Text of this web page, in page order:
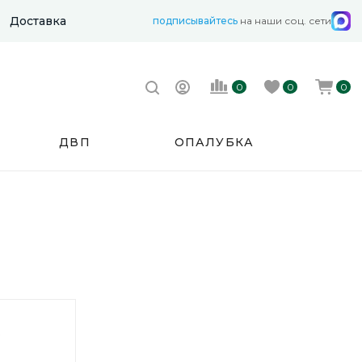
Доставка подписывайтесь на наши соц. сети
0 0 0
ДВП ОПАЛУБКА